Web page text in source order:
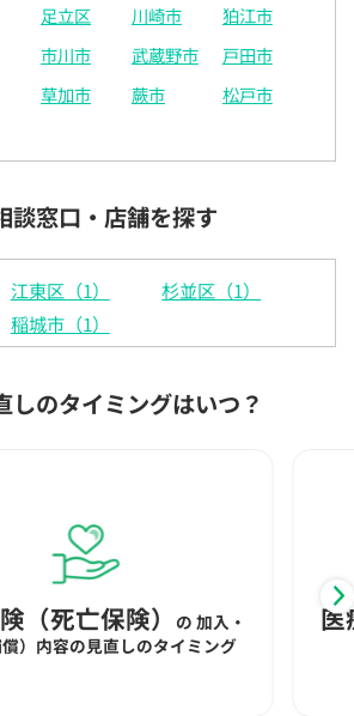
足立区 川崎市
狛江市
市川市 武蔵野市
戸田市
草加市 蕨市
松戸市
談窓口・店舗を探す
江東区（1）
杉並区（1）
稲城市（1）
しのタイミングはいつ？
（死亡保険） の 加入・
）内容の見直しのタイミング
医